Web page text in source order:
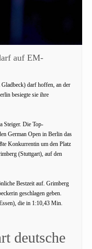
auf EM-
darf hoffen, an der
besiegte sie ihre
Steiger. Die Top-
German Open in Berlin das
Konkurrentin um den Platz
(Stuttgart), auf den
Bestzeit auf. Grimberg
geschlagen geben.
die in 1:10,43 Min.
deutsche